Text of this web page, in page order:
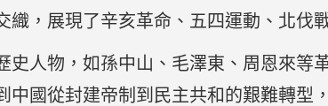
織，展現了辛亥革命、五四運動、北伐
史人物，如孫中山、毛澤東、周恩來
中國從封建帝制到民主共和的艱難轉型